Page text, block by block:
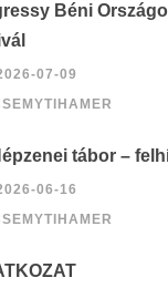
Béni
07-09
tábor –
06-16